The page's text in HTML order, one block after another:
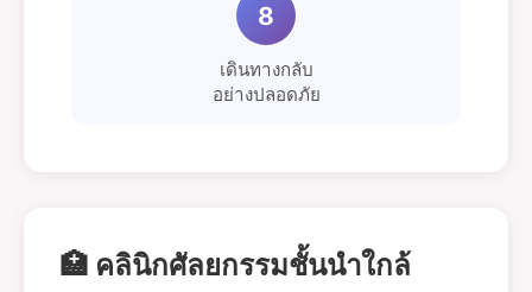
8
เดินทางกลับ
อย่างปลอดภัย
🏥 คลินิกศัลยกรรมชั้นนำใกล้